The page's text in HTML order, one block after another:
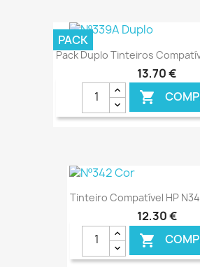
Pack Duplo Tinteiros
13,70 €

PACK
Tinteiro Compatível HP
12,30 €
